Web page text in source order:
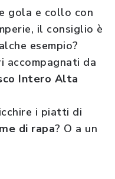
gola e collo con
il consiglio è
esempio?
accompagnati da
Intero Alta
i piatti di
di rapa? O a un